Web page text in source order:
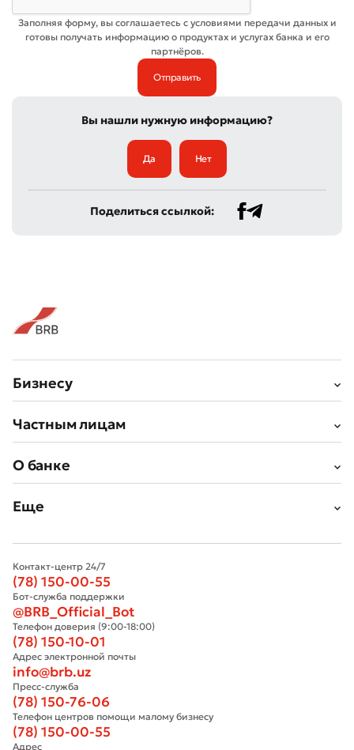
Заполняя форму, вы соглашаетесь с условиями передачи данных и
готовы получать информацию о продуктах и услугах банка и его
партнёров.
Вы нашли нужную информацию?
Да Нет
Поделиться ссылкой:
Бизнесу
Частным лицам
О банке
Еще
Контакт-центр 24/7
(78) 150-00-55
Бот-служба поддержки
@BRB_Official_Bot
Телефон доверия (9:00-18:00)
(78) 150-10-01
Адрес электронной почты
info@brb.uz
Пресс-служба
(78) 150-76-06
Телефон центров помощи малому бизнесу
(78) 150-00-55
Адрес